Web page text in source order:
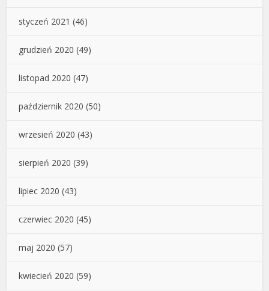
styczeń 2021 (46)
grudzień 2020 (49)
listopad 2020 (47)
październik 2020 (50)
wrzesień 2020 (43)
sierpień 2020 (39)
lipiec 2020 (43)
czerwiec 2020 (45)
maj 2020 (57)
kwiecień 2020 (59)